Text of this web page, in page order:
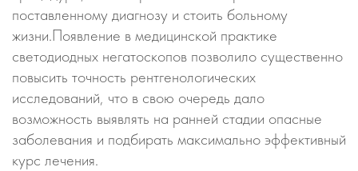
поставленному диагнозу и стоить больному
жизни.Появление в медицинской практике
светодиодных негатоскопов позволило существенно
повысить точность рентгенологических
исследований, что в свою очередь дало
возможность выявлять на ранней стадии опасные
заболевания и подбирать максимально эффективный
курс лечения.